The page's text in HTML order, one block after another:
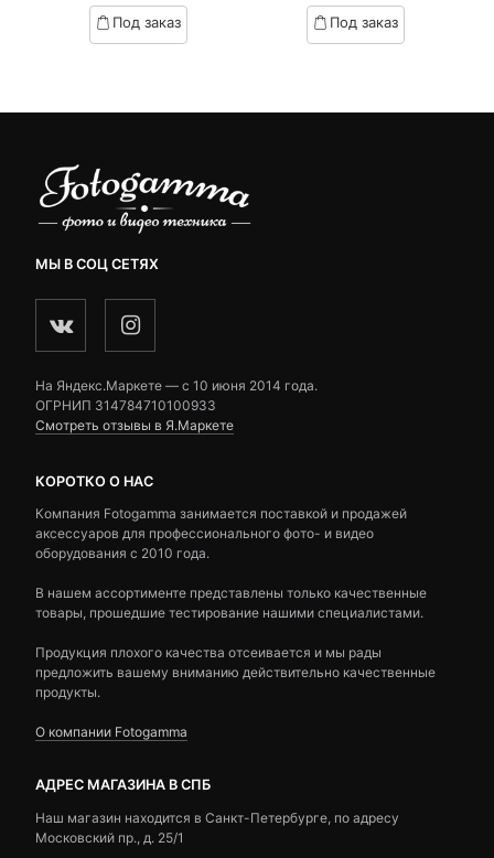
based
onПод заказ
based
onПод заказ
МЫ В СОЦ СЕТЯХ
На Яндекс.Маркете — c 10 июня 2014 года.
ОГРНИП 314784710100933
Смотреть отзывы в Я.Маркете
КОРОТКО О НАС
Компания Fotogamma занимается поставкой и продажей
аксессуаров для профессионального фото- и видео
оборудования с 2010 года.
В нашем ассортименте представлены только качественные
товары, прошедшие тестирование нашими специалистами.
Продукция плохого качества отсеивается и мы рады
предложить вашему вниманию действительно качественные
продукты.
О компании Fotogamma
АДРЕС МАГАЗИНА В СПБ
Наш магазин находится в Санкт-Петербурге, по адресу
Московский пр., д. 25/1